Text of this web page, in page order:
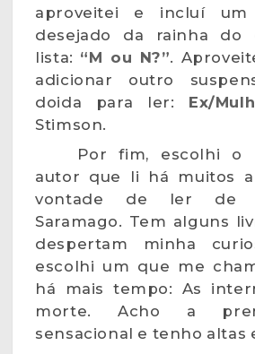
aproveitei e incluí
desejado da rainha do
lista: “M ou N?”.
adicionar outro
doida para ler: Ex/
Stimson.
Por fim, escolhi o
autor que li há muitos
vontade de ler de
Saramago. Tem alguns
despertam minha
escolhi um que me
há mais tempo: As
morte. Acho a
sensacional e tenho altas